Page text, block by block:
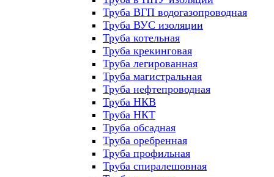
Труба ВГП водогазопроводная
Труба ВУС изоляции
Труба котельная
Труба крекинговая
Труба легированная
Труба магистральная
Труба нефтепроводная
Труба НКВ
Труба НКТ
Труба обсадная
Труба оребренная
Труба профильная
Труба спиралешовная